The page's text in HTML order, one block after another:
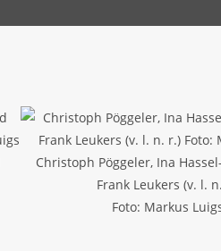
Christoph Pöggeler, Ina
Frank Leukers (v. l.
Foto: Markus